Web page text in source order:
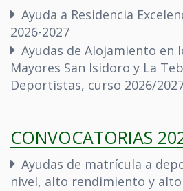
Ayuda a Residencia
2026-2027
Ayudas de Alojamiento en
Mayores San Isidoro y La
Deportistas, curso 2026/
CONVOCATORIAS
Ayudas de matrícula a
nivel, alto rendimiento y alto